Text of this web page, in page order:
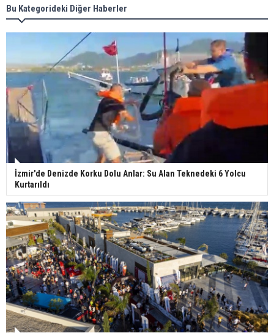
Bu Kategorideki Diğer Haberler
İzmir'de Denizde Korku Dolu Anlar: Su Alan Teknedeki 6 Yolcu
Kurtarıldı